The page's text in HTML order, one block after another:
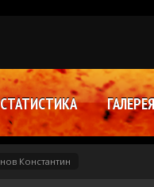
Константин
СТАТИСТИКА ГАЛЕРЕЯ